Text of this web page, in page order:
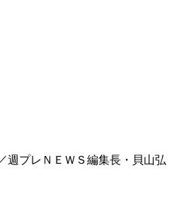
週プレＮＥＷＳ編集長・貝山弘